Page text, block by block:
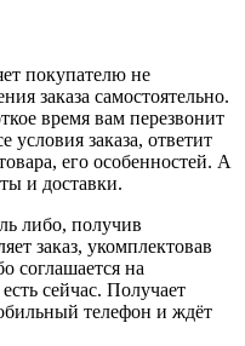
покупателю не
заказа самостоятельно.
время вам перезвонит
заказа, ответит
его особенностей. А
и доставки.
либо, получив
заказ, укомплектовав
соглашается на
сейчас. Получает
телефон и ждёт